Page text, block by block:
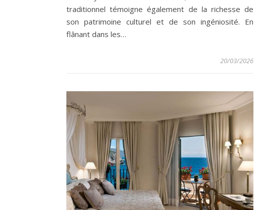
traditionnel témoigne également de la richesse de
son patrimoine culturel et de son ingéniosité. En
flânant dans les…
20/03/2026